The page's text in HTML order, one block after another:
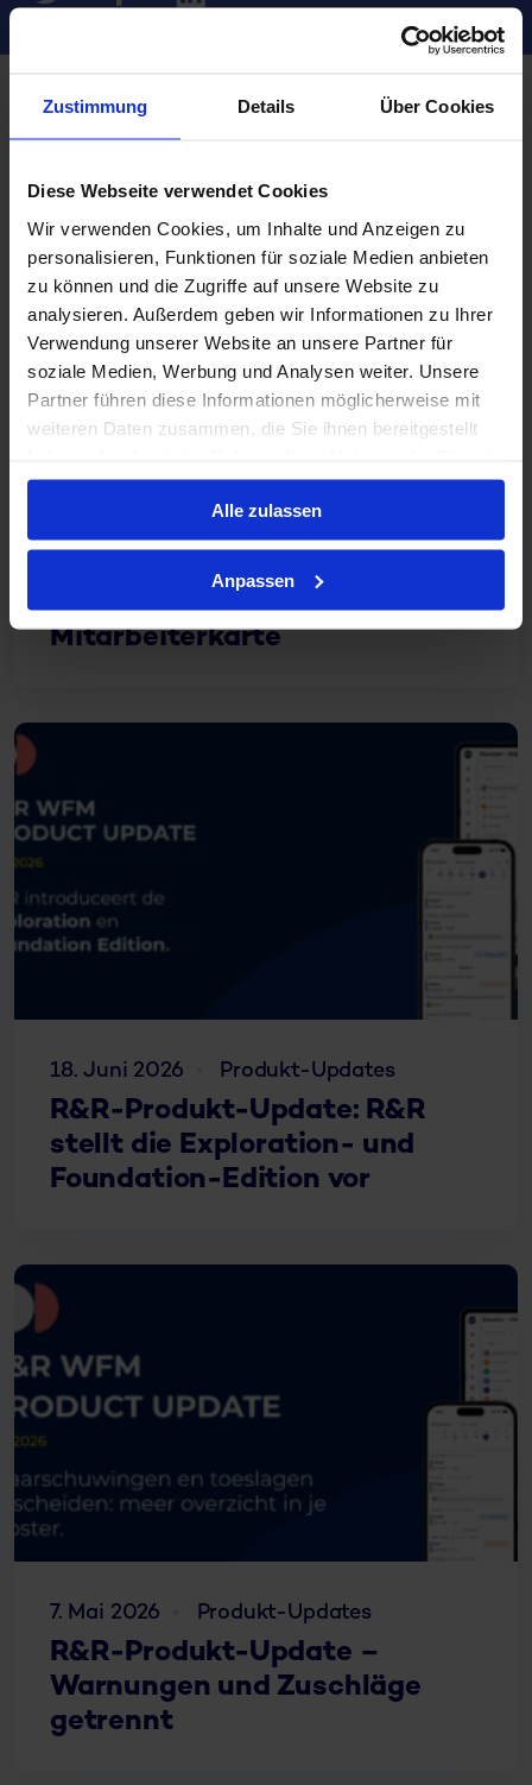
Zustimmung Details Über Cookies
Diese Webseite verwendet Cookies
Wir verwenden Cookies, um Inhalte und Anzeigen zu
personalisieren, Funktionen für soziale Medien anbieten
zu können und die Zugriffe auf unsere Website zu
analysieren. Außerdem geben wir Informationen zu Ihrer
Verwendung unserer Website an unsere Partner für
soziale Medien, Werbung und Analysen weiter. Unsere
Partner führen diese Informationen möglicherweise mit
weiteren Daten zusammen, die Sie ihnen bereitgestellt
gesammelt haben.
Alle zulassen
Anpassen
Verwandte Nachrichten
R&R Produkt-Update – Neue
Mitarbeiterkarte
18. Juni 2026 Produkt-Updates
R&R-Produkt-Update: R&R
stellt die Exploration- und
Foundation-Edition vor
7. Mai 2026 Produkt-Updates
R&R-Produkt-Update –
Warnungen und Zuschläge
getrennt